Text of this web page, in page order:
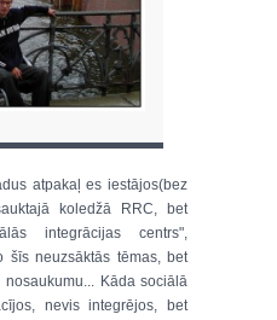
atpakaļ es iestājos(bez
koledžā RRC, bet
integrācijas centrs",
šīs neuzsāktās tēmas, bet
Kāda sociālā
nevis integrējos, bet